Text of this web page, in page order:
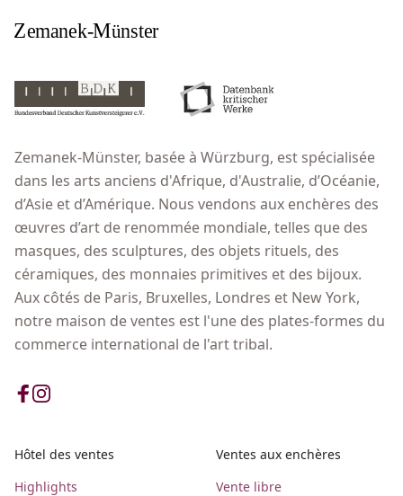
Zemanek-Münster, basée à Würzburg, est spécialisée
dans les arts anciens d'Afrique, d'Australie, d’Océanie,
d’Asie et d’Amérique. Nous vendons aux enchères des
œuvres d’art de renommée mondiale, telles que des
masques, des sculptures, des objets rituels, des
céramiques, des monnaies primitives et des bijoux.
Aux côtés de Paris, Bruxelles, Londres et New York,
notre maison de ventes est l'une des plates-formes du
commerce international de l'art tribal.
Hôtel des ventes
Highlights
Ventes aux enchères
Vente libre